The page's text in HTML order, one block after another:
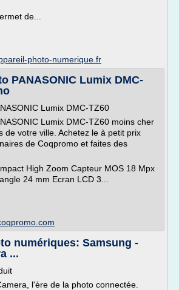
de...
photo-numerique.fr
PANASONIC Lumix DMC-
Lumix DMC-TZ60
Lumix DMC-TZ60 moins cher
de votre ville. Achetez le à petit prix
de Coqpromo et faites des
High Zoom Capteur MOS 18 Mpx
24 mm Ecran LCD 3...
numériques: Samsung -
...
l'ère de la photo connectée.